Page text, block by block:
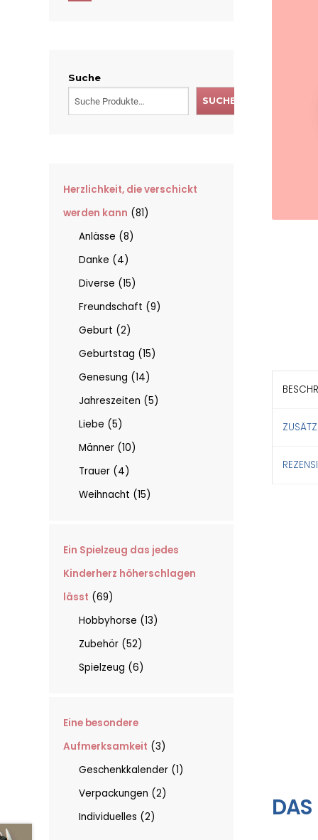
DAS
Suche
SUCHE
Herzlichkeit, die verschickt
werden kann
81
Anlässe
8
Danke
4
Diverse
15
Freundschaft
9
Geburt
2
Geburtstag
15
Genesung
14
Jahreszeiten
5
Liebe
5
Männer
10
Trauer
4
Weihnacht
15
Ein Spielzeug das jedes
Kinderherz höherschlagen
lässt
69
Hobbyhorse
13
Zubehör
52
Spielzeug
6
Eine besondere
Aufmerksamkeit
3
Geschenkkalender
1
Verpackungen
2
Individuelles
2